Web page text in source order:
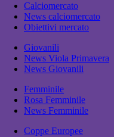
Calciomercato
News calciomercato
Obiettivi mercato
Giovanili
News Viola Primavera
News Giovanili
Femminile
Rosa Femminile
News Femminile
Coppe Europee